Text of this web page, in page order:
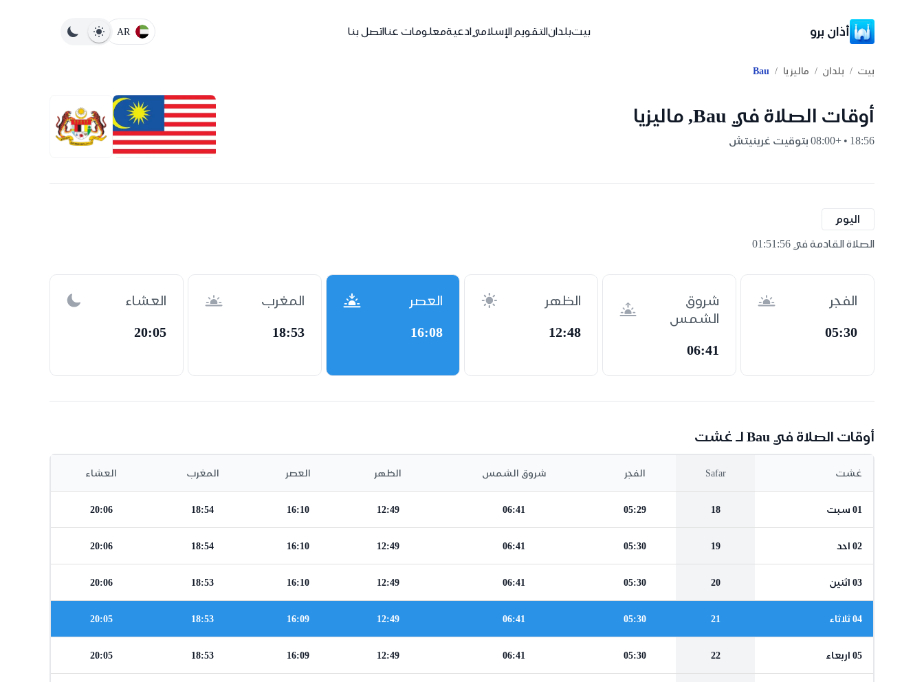
أذان برو بيتبلدانالتقويم الإسلاميادعيةمعلومات عنااتصل بنا AR
بيت / بلدان / ماليزيا /
Bau
أوقات الصلاة في Bau, ماليزيا
18:56 • +08:00 بتوقيت غرينيتش
اليوم
الصلاة القادمة في 01:51:55
الفجر
05:30
شروق
الشمس
06:41
الظهر
12:48
العصر
16:08
المغرب
18:53
العشاء
20:05
أوقات الصلاة في Bau لـ غشت
غشت Safar الفجر شروق الشمس الظهر العصر المغرب العشاء
01 سبت 18
05:29
06:41
12:49
16:10
18:54
20:06
02 احد 19
05:30
06:41
12:49
16:10
18:54
20:06
03 اثنين 20
05:30
06:41
12:49
16:10
18:53
20:06
04 ثلاثاء 21
05:30
06:41
12:49
16:09
18:53
20:05
05 اربعاء 22
05:30
06:41
12:49
16:09
18:53
20:05